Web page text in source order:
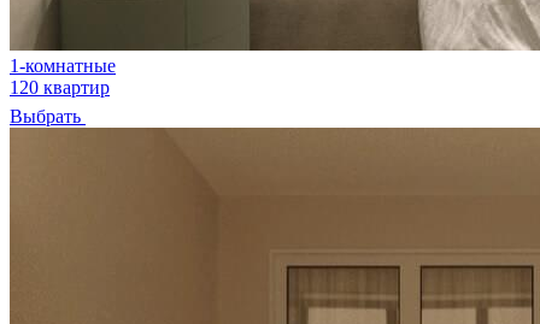
1-комнатные
120 квартир
Выбрать